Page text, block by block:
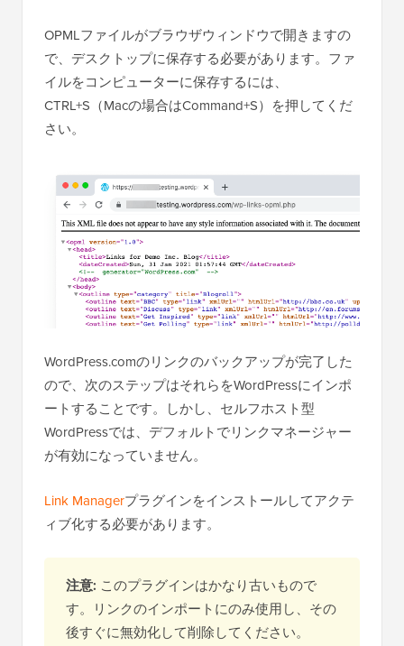
OPMLファイルがブラウザウィンドウで開きますの
で、デスクトップに保存する必要があります。ファ
イルをコンピューターに保存するには、
CTRL+S（Macの場合はCommand+S）を押してくだ
さい。
WordPress.comのリンクのバックアップが完了した
ので、次のステップはそれらをWordPressにインポ
ートすることです。しかし、セルフホスト型
WordPressでは、デフォルトでリンクマネージャー
が有効になっていません。
Link Managerプラグインをインストールしてアクテ
ィブ化する必要があります。
注意: このプラグインはかなり古いもので
す。リンクのインポートにのみ使用し、その
後すぐに無効化して削除してください。